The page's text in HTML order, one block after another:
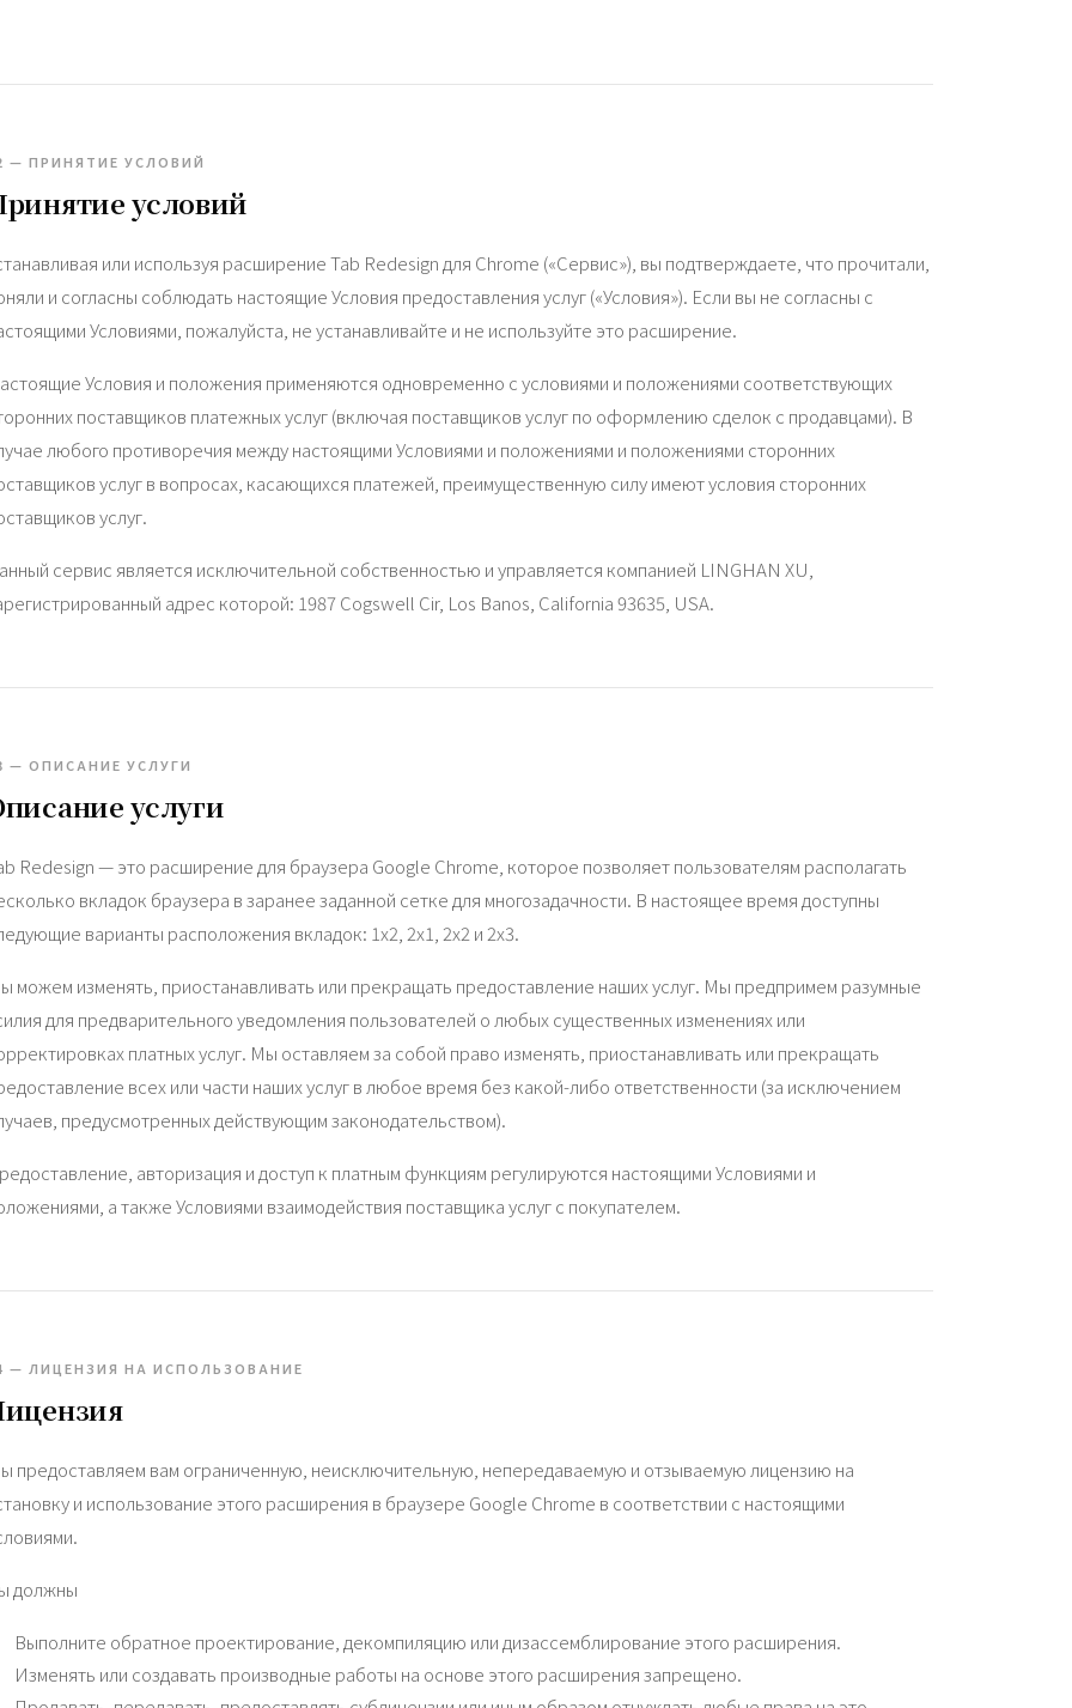
— ПРИНЯТИЕ УСЛОВИЙ
условий
или используя расширение Tab Redesign для Chrome («Сервис»), вы подтверждаете, что прочитали,
и согласны соблюдать настоящие Условия предоставления услуг («Условия»). Если вы не согласны с
Условиями, пожалуйста, не устанавливайте и не используйте это расширение.
Условия и положения применяются одновременно с условиями и положениями соответствующих
поставщиков платежных услуг (включая поставщиков услуг по оформлению сделок с продавцами). В
любого противоречия между настоящими Условиями и положениями и положениями сторонних
услуг в вопросах, касающихся платежей, преимущественную силу имеют условия сторонних
услуг.
сервис является исключительной собственностью и управляется компанией LINGHAN XU,
адрес которой: 1987 Cogswell Cir, Los Banos, California 93635, USA.
— ОПИСАНИЕ УСЛУГИ
услуги
Redesign — это расширение для браузера Google Chrome, которое позволяет пользователям располагать
вкладок браузера в заранее заданной сетке для многозадачности. В настоящее время доступны
варианты расположения вкладок: 1x2, 2x1, 2x2 и 2x3.
можем изменять, приостанавливать или прекращать предоставление наших услуг. Мы предпримем разумные
для предварительного уведомления пользователей о любых существенных изменениях или
платных услуг. Мы оставляем за собой право изменять, приостанавливать или прекращать
всех или части наших услуг в любое время без какой-либо ответственности (за исключением
предусмотренных действующим законодательством).
авторизация и доступ к платным функциям регулируются настоящими Условиями и
а также Условиями взаимодействия поставщика услуг с покупателем.
— ЛИЦЕНЗИЯ НА ИСПОЛЬЗОВАНИЕ
предоставляем вам ограниченную, неисключительную, непередаваемую и отзываемую лицензию на
и использование этого расширения в браузере Google Chrome в соответствии с настоящими
должны
Выполните обратное проектирование, декомпиляцию или дизассемблирование этого расширения.
Изменять или создавать производные работы на основе этого расширения запрещено.